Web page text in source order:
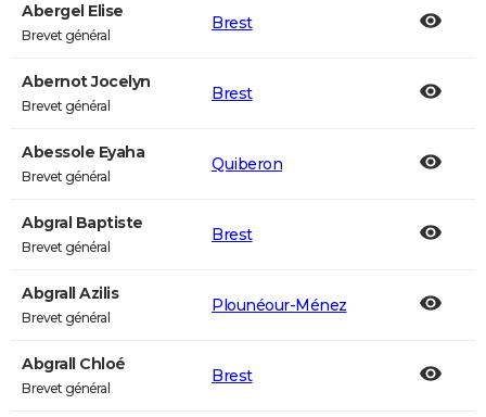
Abergel Elise
Brevet général
Brest
Abernot Jocelyn
Brevet général
Brest
Abessole Eyaha
Brevet général
Quiberon
Abgral Baptiste
Brevet général
Brest
Abgrall Azilis
Brevet général
Plounéour-Ménez
Abgrall Chloé
Brevet général
Brest